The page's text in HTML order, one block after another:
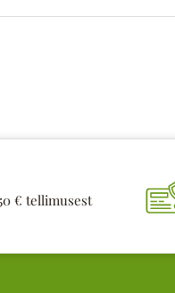
€ tellimusest